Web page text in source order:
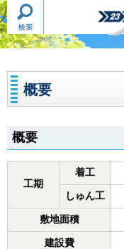
東京二
東京
検索・
共通メ
ニュー
概要
概要
工期
着工
しゅん工
敷地面積
建設費